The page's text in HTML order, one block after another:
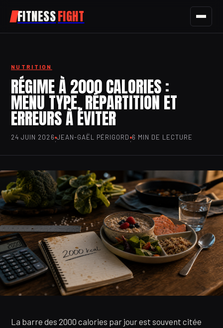
FITNESSFIGHT
SPORT
NUTRITION
SANTÉ
NUTRITION
RÉGIME À 2000 CALORIES :
MENU TYPE, RÉPARTITION ET
ERREURS À ÉVITER
24 JUIN 2026·JEAN-GAËL PÉRIGORD·6 MIN DE LECTURE
La barre des 2000 calories par jour est souvent citée